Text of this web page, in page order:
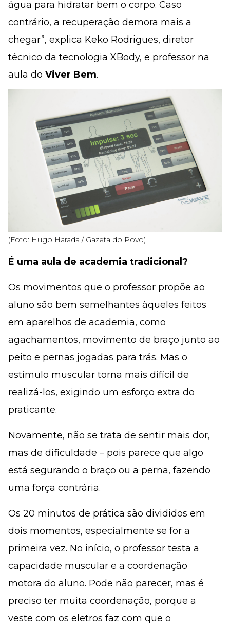
água para hidratar bem o corpo. Caso
contrário, a recuperação demora mais a
chegar”, explica Keko Rodrigues, diretor
técnico da tecnologia XBody, e professor na
aula do Viver Bem.
(Foto: Hugo Harada / Gazeta do Povo)
É uma aula de academia tradicional?
Os movimentos que o professor propõe ao
aluno são bem semelhantes àqueles feitos
em aparelhos de academia, como
agachamentos, movimento de braço junto ao
peito e pernas jogadas para trás. Mas o
estímulo muscular torna mais difícil de
realizá-los, exigindo um esforço extra do
praticante.
Novamente, não se trata de sentir mais dor,
mas de dificuldade – pois parece que algo
está segurando o braço ou a perna, fazendo
uma força contrária.
Os 20 minutos de prática são divididos em
dois momentos, especialmente se for a
primeira vez. No início, o professor testa a
capacidade muscular e a coordenação
motora do aluno. Pode não parecer, mas é
preciso ter muita coordenação, porque a
veste com os eletros faz com que o